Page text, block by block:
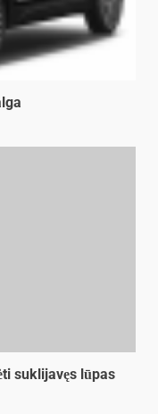
suklijavęs lūpas